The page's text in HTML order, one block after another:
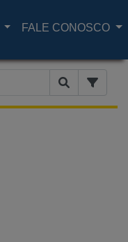
FALE CONOSCO